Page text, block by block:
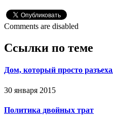
Comments are disabled
Ссылки по теме
Дом, который просто
30 января 2015
Политика двойных трат